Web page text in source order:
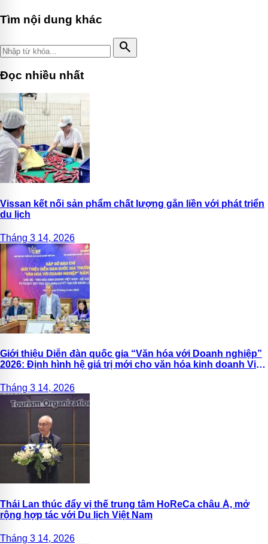
Tìm nội dung khác
search
Đọc nhiều nhất
Vissan kết nối sản phẩm chất lượng gắn liền với phát triển
du lịch
Tháng 3 14, 2026
Giới thiệu Diễn đàn quốc gia “Văn hóa với Doanh nghiệp”
2026: Định hình hệ giá trị mới cho văn hóa kinh doanh Việt
Tháng 3 14, 2026
Thái Lan thúc đẩy vị thế trung tâm HoReCa châu Á, mở
rộng hợp tác với Du lịch Việt Nam
Tháng 3 14, 2026